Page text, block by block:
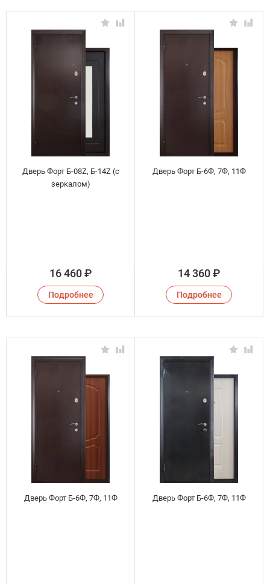
Дверь Форт Б-08Z, Б-14Z (с
зеркалом)
16 460₽
Подробнее
Дверь Форт Б-6Ф, 7Ф, 11Ф
14 360₽
Подробнее
Дверь Форт Б-6Ф, 7Ф, 11Ф Дверь Форт Б-6Ф, 7Ф, 11Ф